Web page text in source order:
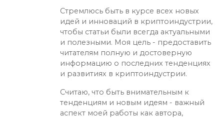
Стремлюсь быть в курсе всех новых
идей и инноваций в криптоиндустрии,
чтобы статьи были всегда актуальными
и полезными. Моя цель - предоставить
читателям полную и достоверную
информацию о последних тенденциях
и развитиях в криптоиндустрии.
Считаю, что быть внимательным к
тенденциям и новым идеям - важный
аспект моей работы как автора,